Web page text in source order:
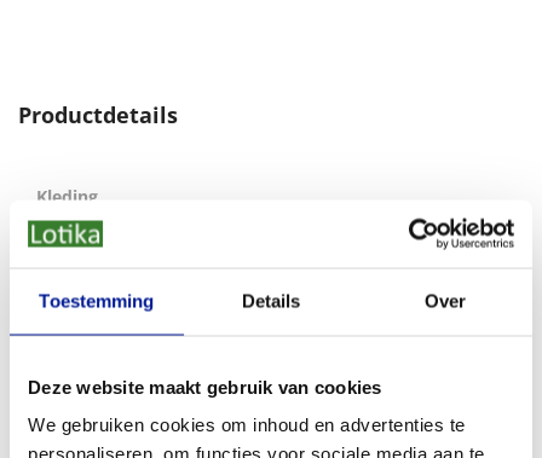
Toestemming Details Over
Deze website maakt gebruik van cookies
We gebruiken cookies om inhoud en advertenties te
personaliseren, om functies voor sociale media aan te
Productdetails
Kleding
MERK
SAMENSTELLING
80% Bamboe Viscose / 13%
KLEUR Roze